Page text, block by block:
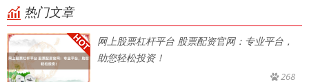
热门文章
网上股票杠杆平台 股票配资官网：专业平台，
助您轻松投资！
268